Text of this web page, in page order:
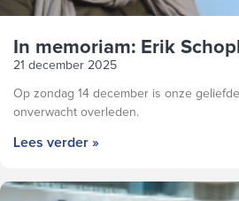
In memoriam: Erik
21 december 2025
Op zondag 14 december is onze
onverwacht overleden.
Lees verder »